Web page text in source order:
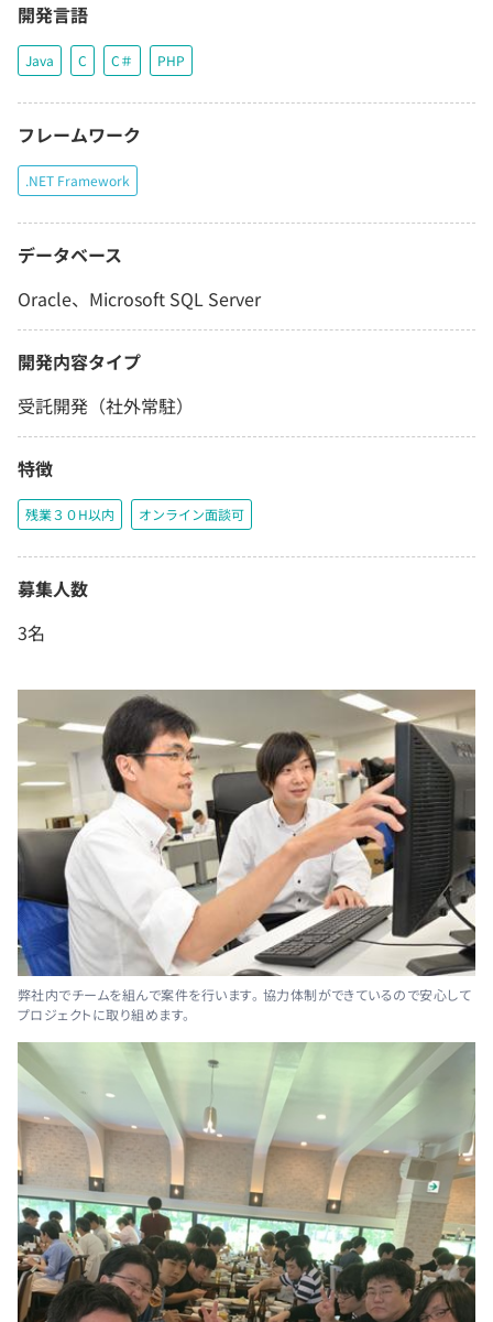
開発言語
Java C C＃ PHP
フレームワーク
.NET Framework
データベース
Oracle、Microsoft SQL Server
開発内容タイプ
受託開発（社外常駐）
特徴
残業３０H以内 オンライン面談可
募集人数
3名
弊社内でチームを組んで案件を行います。 協力体制ができているので安心して
プロジェクトに取り組めます。